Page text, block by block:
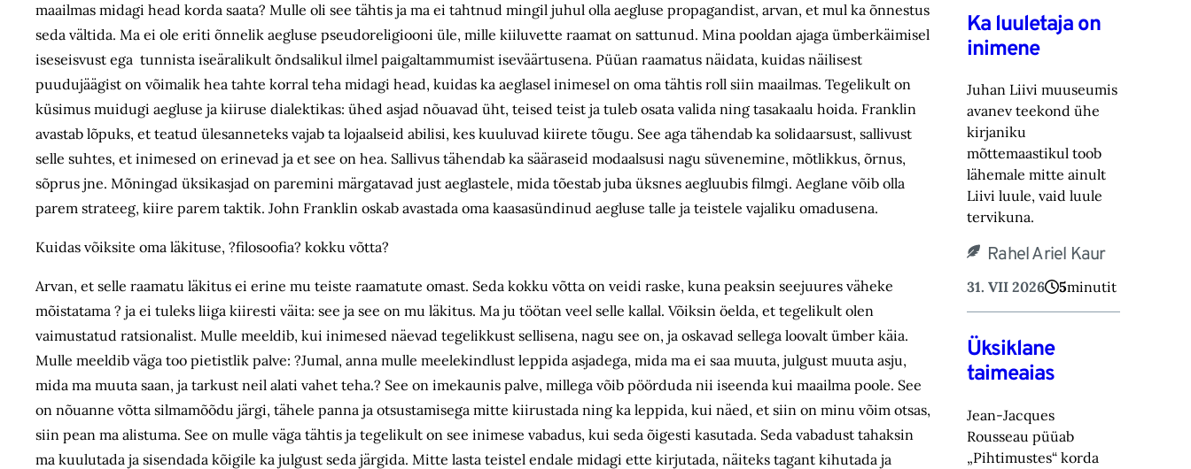
maailmas midagi head korda saata? Mulle oli see tähtis ja ma ei tahtnud mingil juhul olla aegluse propagandist, arvan, et mul ka õnnestus
seda vältida. Ma ei ole eriti õnnelik aegluse pseudoreligiooni üle, mille kiiluvette raamat on sattunud. Mina pooldan ajaga ümberkäimisel
iseseisvust ega tunnista iseäralikult õndsalikul ilmel paigaltammumist iseväärtusena. Püüan raamatus näidata, kuidas näilisest
puudujäägist on võimalik hea tahte korral teha midagi head, kuidas ka aeglasel inimesel on oma tähtis roll siin maailmas. Tegelikult on
küsimus muidugi aegluse ja kiiruse dialektikas: ühed asjad nõuavad üht, teised teist ja tuleb osata valida ning tasakaalu hoida. Franklin
avastab lõpuks, et teatud ülesanneteks vajab ta lojaalseid abilisi, kes kuuluvad kiirete tõugu. See aga tähendab ka solidaarsust, sallivust
selle suhtes, et inimesed on erinevad ja et see on hea. Sallivus tähendab ka sääraseid modaalsusi nagu süvenemine, mõtlikkus, õrnus,
sõprus jne. Mõningad üksikasjad on paremini märgatavad just aeglastele, mida tõestab juba üksnes aegluubis filmgi. Aeglane võib olla
parem strateeg, kiire parem taktik. John Franklin oskab avastada oma kaasasündinud aegluse talle ja teistele vajaliku omadusena.
Kuidas võiksite oma läkituse, ?filosoofia? kokku võtta?
Arvan, et selle raamatu läkitus ei erine mu teiste raamatute omast. Seda kokku võtta on veidi raske, kuna peaksin seejuures väheke
mõistatama ? ja ei tuleks liiga kiiresti väita: see ja see on mu läkitus. Ma ju töötan veel selle kallal. Võiksin öelda, et tegelikult olen
vaimustatud ratsionalist. Mulle meeldib, kui inimesed näevad tegelikkust sellisena, nagu see on, ja oskavad sellega loovalt ümber käia.
Mulle meeldib väga too pietistlik palve: ?Jumal, anna mulle meelekindlust leppida asjadega, mida ma ei saa muuta, julgust muuta asju,
mida ma muuta saan, ja tarkust neil alati vahet teha.? See on imekaunis palve, millega võib pöörduda nii iseenda kui maailma poole. See
on nõuanne võtta silmamõõdu järgi, tähele panna ja otsustamisega mitte kiirustada ning ka leppida, kui näed, et siin on minu võim otsas,
siin pean ma alistuma. See on mulle väga tähtis ja tegelikult on see inimese vabadus, kui seda õigesti kasutada. Seda vabadust tahaksin
ma kuulutada ja sisendada kõigile ka julgust seda järgida. Mitte lasta teistel endale midagi ette kirjutada, näiteks tagant kihutada ja
Ka luuletaja on
inimene
Juhan Liivi muuseumis
avanev teekond ühe
kirjaniku
mõttemaastikul toob
lähemale mitte ainult
Liivi luule, vaid luule
tervikuna.
Rahel Ariel Kaur
31. VII 2026 5minutit
Üksiklane
taimeaias
Jean-Jacques
Rousseau püüab
„Pihtimustes“ korda